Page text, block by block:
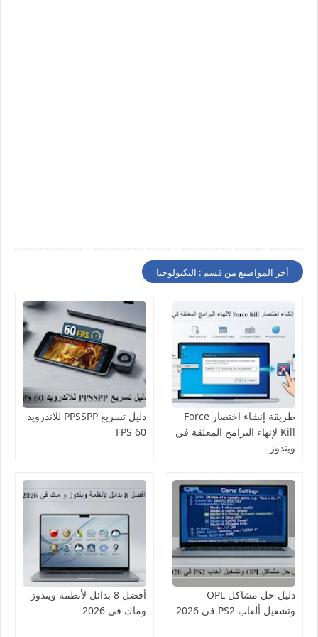
أخر المواضيع من قسم : التكنولوجيا
طريقة إنشاء اختصار Force
Kill لإنهاء البرامج المعلقة في
ويندوز
دليل تسريع PPSSPP للاندرويد
60 FPS
دليل حل مشاكل OPL
وتشغيل ألعاب PS2 في 2026
أفضل 8 بدائل لأنظمة ويندوز
وماك في 2026